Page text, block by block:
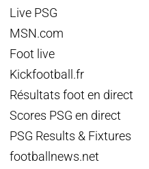
Live PSG
MSN.com
Foot live
Kickfootball.fr
Résultats foot en direct
Scores PSG en direct
PSG Results & Fixtures
footballnews.net